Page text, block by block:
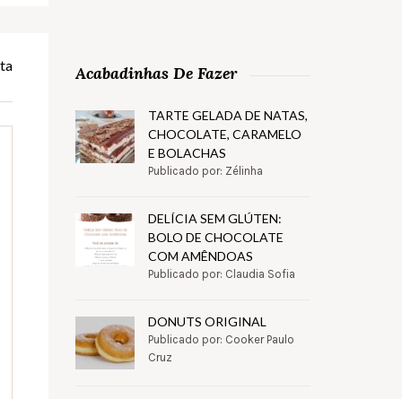
Acabadinhas De Fazer
TARTE GELADA DE NATAS,
CHOCOLATE, CARAMELO
E BOLACHAS
Publicado por: Zélinha
DELÍCIA SEM GLÚTEN:
BOLO DE CHOCOLATE
COM AMÊNDOAS
Publicado por: Claudia Sofia
DONUTS ORIGINAL
Publicado por: Cooker Paulo
Cruz